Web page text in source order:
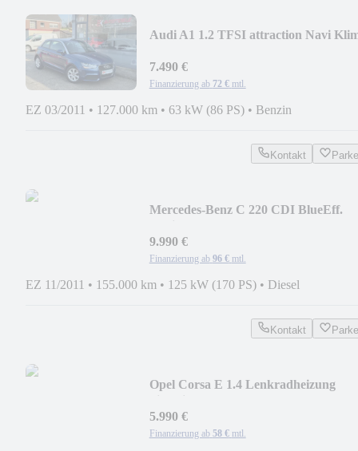
Audi A1 1.2 TFSI attraction Navi
7.490 €
Finanzierung ab 72 € mtl.
EZ 03/2011 • 127.000 km • 63 kW (86 PS) • Benzin
Kontakt
Mercedes-Benz C 220 CDI BlueEff.
9.990 €
Finanzierung ab 96 € mtl.
EZ 11/2011 • 155.000 km • 125 kW (170 PS) • Diesel
Kontakt
Opel Corsa E 1.4 Lenkradheizung
5.990 €
Finanzierung ab 58 € mtl.